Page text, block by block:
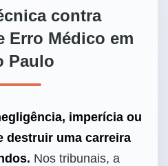
contra
Erro Médico em
Paulo
imperícia ou
destruir uma carreira
Nos tribunais, a